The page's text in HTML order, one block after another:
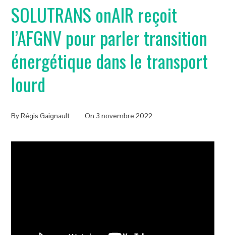
SOLUTRANS onAIR reçoit
l’AFGNV pour parler transition
énergétique dans le transport
lourd
ByRégis Gaignault On 3 novembre 2022